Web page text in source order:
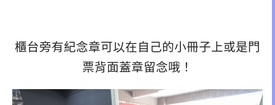
櫃台旁有紀念章可以在自己的小冊子上或是門
票背面蓋章留念哦！